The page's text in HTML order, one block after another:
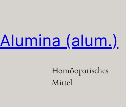
Alumina (alum.)
Homöopatisches
Mittel